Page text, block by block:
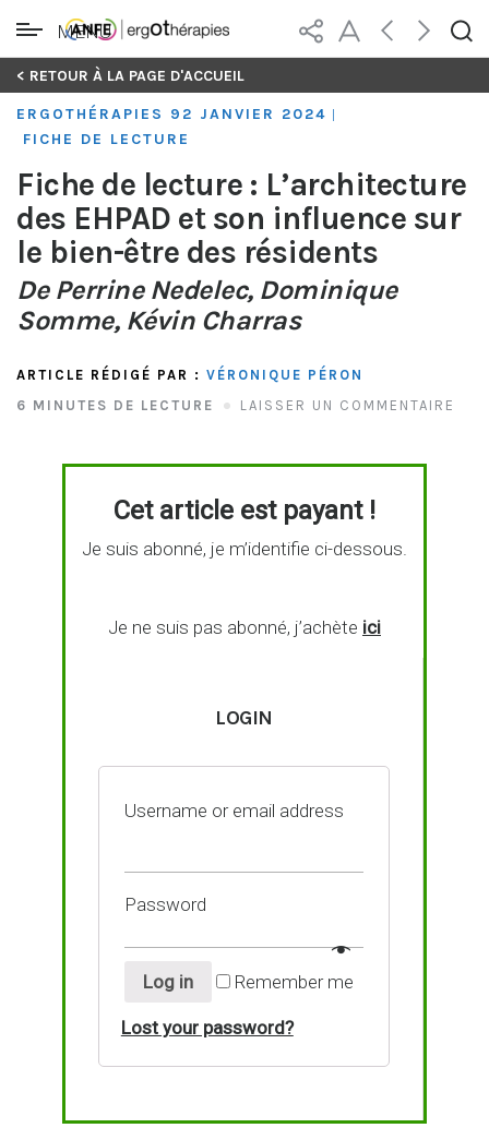
Skip
content
MENU
< RETOUR À LA PAGE D'ACCUEIL
ERGOTHÉRAPIES 92 JANVIER 2024
FICHE DE LECTURE
Fiche de lecture : L’architecture
des EHPAD et son influence sur
le bien-être des résidents
De Perrine Nedelec, Dominique
Somme, Kévin Charras
ARTICLE RÉDIGÉ PAR : VÉRONIQUE PÉRON
6 MINUTES DE LECTURE
LAISSER UN COMMENTAIRE
Cet article est payant !
Je suis abonné, je m’identifie ci-dessous.
Je ne suis pas abonné, j’achète ici
LOGIN
Username or email address
Password
Log in Remember me
Lost your password?